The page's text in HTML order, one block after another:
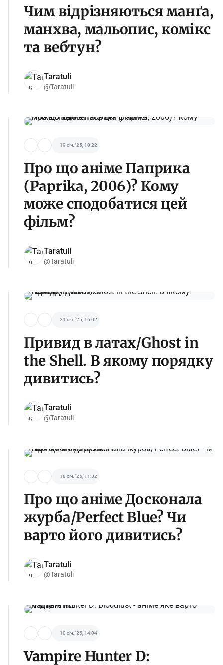
Чим відрізняються манґа,
манхва, мальопис, комікс
та вебтун?
Taratuli
@Taratuli
19 січ. '25, 10:22
Про що аніме Паприка
(Paprika, 2006)? Кому
може сподобатися цей
фільм?
Taratuli
@Taratuli
21 січ. '25, 16:02
Привид в латах/Ghost in
the Shell. В якому порядку
дивитись?
Taratuli
@Taratuli
18 січ. '25, 11:32
Про що аніме Досконала
журба/Perfect Blue? Чи
варто його дивитись?
Taratuli
@Taratuli
10 січ. '25, 14:04
Vampire Hunter D: